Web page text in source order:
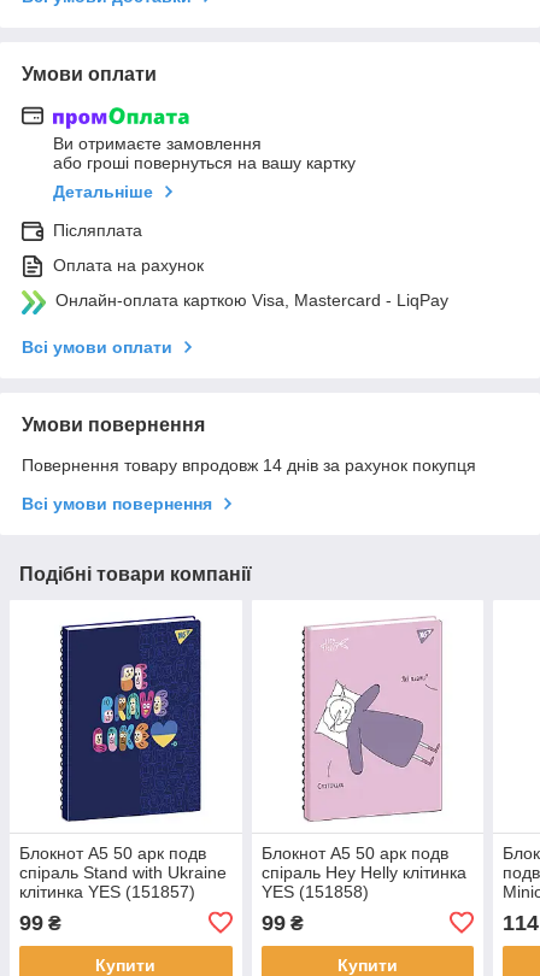
Умови оплати
Ви отримаєте замовлення
або гроші повернуться на вашу картку
Детальніше
Післяплата
Оплата на рахунок
Онлайн-оплата карткою Visa, Mastercard - LiqPay
Всі умови оплати
Умови повернення
Повернення товару впродовж 14 днів за рахунок покупця
Всі умови повернення
Подібні товари компанії
Блокнот А5 50 арк подв
cпіраль Stand with Ukraine
клітинка YES (151857)
99 ₴
Купити
Блокнот А5 50 арк подв
cпіраль Hey Helly клітинка
YES (151858)
99₴
Купити
114